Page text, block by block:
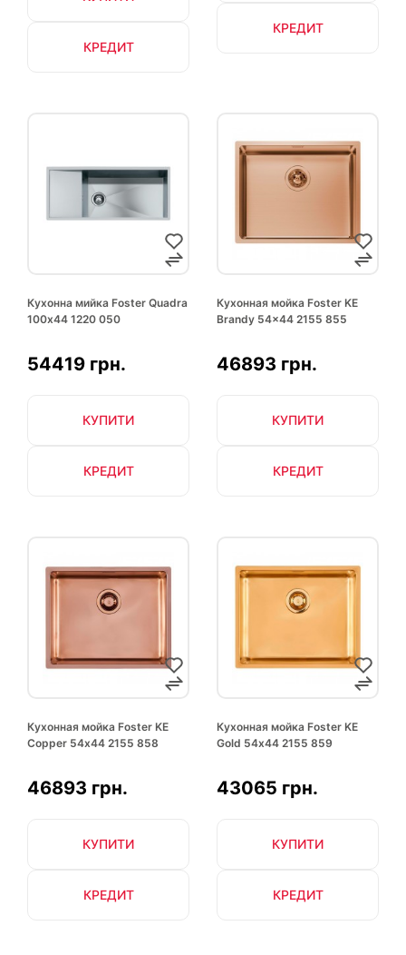
КРЕДИТ
КРЕДИТ
Кухонна мийка Foster Quadra
100х44 1220 050
54419 грн.
КУПИТИ
КРЕДИТ
Кухонная мойка Foster KE
Brandy 54x44 2155 855
46893 грн.
КУПИТИ
КРЕДИТ
Кухонная мойка Foster KE
Copper 54х44 2155 858
46893 грн.
КУПИТИ
КРЕДИТ
Кухонная мойка Foster KE
Gold 54х44 2155 859
43065 грн.
КУПИТИ
КРЕДИТ